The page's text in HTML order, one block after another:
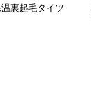
裏起毛タイツ